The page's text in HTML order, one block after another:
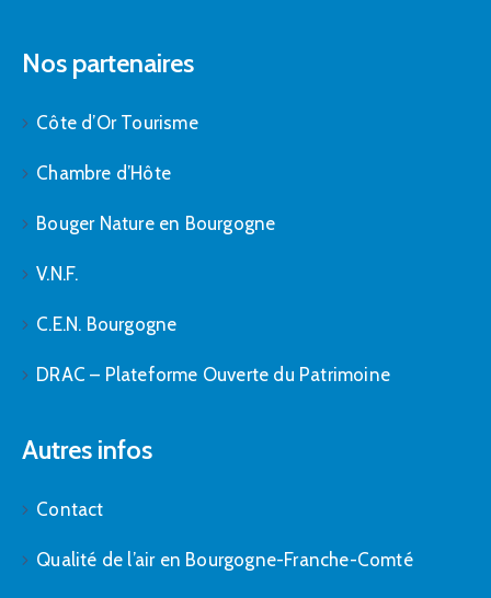
Nos partenaires
Côte d’Or Tourisme
Chambre d’Hôte
Bouger Nature en Bourgogne
V.N.F.
C.E.N. Bourgogne
DRAC – Plateforme Ouverte du Patrimoine
Autres infos
Contact
Qualité de l’air en Bourgogne-Franche-Comté